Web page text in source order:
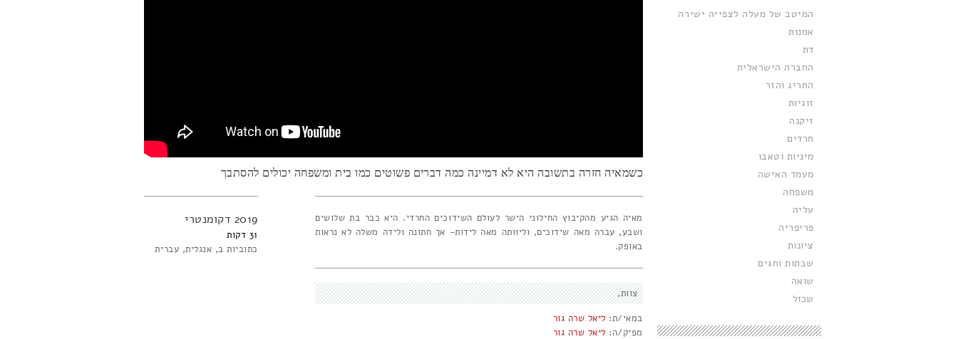
המיטב של מעלה לצפייה ישירה
אמנות
דת
החברה הישראלית
החריג והזר
זוגיות
זיקנה
חרדים
מיניות וטאבו
מעמד האישה
משפחה
עליה
פריפריה
ציונות
שבתות וחגים
שואה
שכול
כשמאיה חזרה בתשובה היא לא דמיינה כמה דברים פשוטים כמו בית ומשפחה יכולים להסתבך
מאיה הגיע מהקיבוץ החילוני הישר לעולם השידוכים החרדי. היא כבר בת שלושים
ושבע, עברה מאה שידוכים, וליוותה מאה לידות- אך חתונה ולידה משלה לא נראות
באופק.
צוות
במאי/ת: ליאל שרה גור
מפיק/ה: ליאל שרה גור
2019 דקומנטרי
31
כתוביות ב אנגלית עברית